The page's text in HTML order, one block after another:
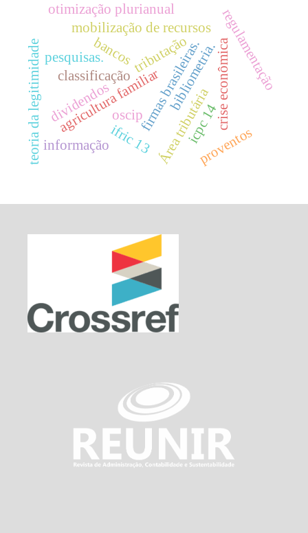
classificação
Área tributária
tributação
firmas brasileiras.
agricultura familiarbibliometria.
bancos crise econômica
regulamentação
pesquisas.
mobilização de recursos
oscip
teoria da legitimidade ifric 13
otimização plurianual
icpc 14
dividendos
proventos
informação